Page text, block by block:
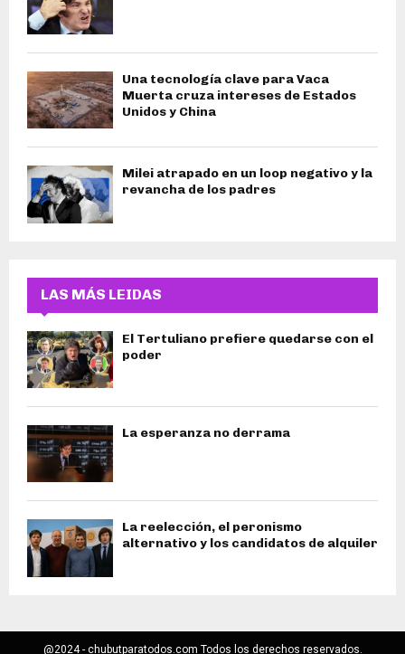
Una tecnología clave para Vaca
Muerta cruza intereses de Estados
Unidos y China
Milei atrapado en un loop negativo y la
revancha de los padres
LAS MÁS LEIDAS
El Tertuliano prefiere quedarse con el
poder
La esperanza no derrama
La reelección, el peronismo
alternativo y los candidatos de alquiler
@2024 - chubutparatodos.com Todos los derechos reservados.